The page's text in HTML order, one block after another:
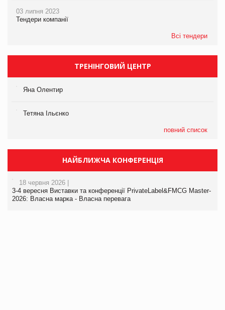
03 липня 2023
Тендери компанії
Всі тендери
ТРЕНІНГОВИЙ ЦЕНТР
Яна Олентир
Тетяна Ільєнко
повний список
НАЙБЛИЖЧА КОНФЕРЕНЦІЯ
18 червня 2026 |
3-4 вересня Виставки та конференції PrivateLabel&FMCG Master-
2026: Власна марка - Власна перевага